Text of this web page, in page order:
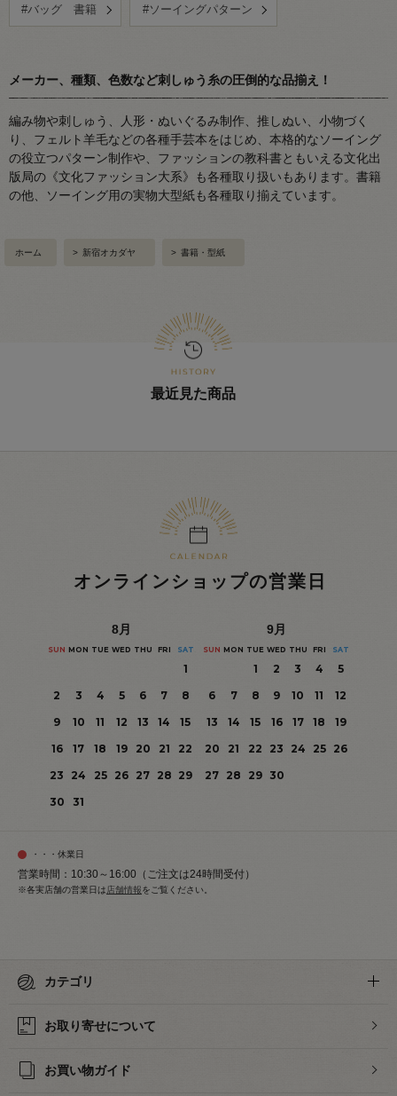
#バッグ 書籍 #ソーイングパターン
メーカー、種類、色数など刺しゅう糸の圧倒的な品揃え！
編み物や刺しゅう、人形・ぬいぐるみ制作、推しぬい、小物づく
り、フェルト羊毛などの各種手芸本をはじめ、本格的なソーイング
の役立つパターン制作や、ファッションの教科書ともいえる文化出
版局の《文化ファッション大系》も各種取り扱いもあります。書籍
の他、ソーイング用の実物大型紙も各種取り揃えています。
ホーム > 新宿オカダヤ > 書籍・型紙
最近見た商品
オンラインショップの営業日
8月
SUN MON TUE WED THU FRI SAT
1
2
3 4 5 6 7
8
9
10 11 12 13 14
15
16
17 18 19 20 21
22
23
24 25 26 27 28 29
30
31
9月
SUN MON TUE WED THU FRI SAT
1 2 3 4
5
6
7 8 9 10 11
12
13
14 15 16 17 18
19
20
21 22 23 24 25
26
27 28 29 30
・・・休業日
営業時間：10:30～16:00（ご注文は24時間受付）
※各実店舗の営業日は 店舗情報をご覧ください。
カテゴリ
お取り寄せについて
お買い物ガイド